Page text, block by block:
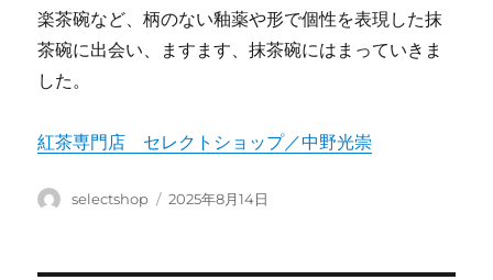
楽茶碗など、柄のない釉薬や形で個性を表現した抹
茶碗に出会い、ますます、抹茶碗にはまっていきま
した。
紅茶専門店 セレクトショップ／中野光崇
投
selectshop
投
2025年8月14日